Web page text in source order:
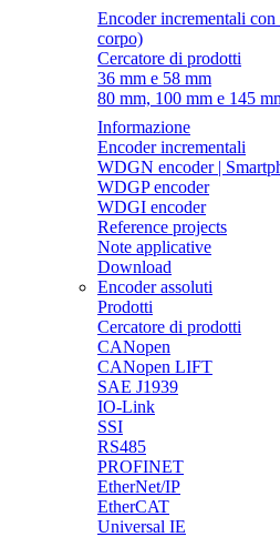
Encoder incrementali
corpo)
Cercatore di prodotti
36 mm e 58 mm
80 mm, 100 mm e 145
Informazione
Encoder incrementali
WDGN encoder |
WDGP encoder
WDGI encoder
Reference projects
Note applicative
Download
Encoder assoluti
Prodotti
Cercatore di prodotti
CANopen
CANopen LIFT
SAE J1939
IO-Link
SSI
RS485
PROFINET
EtherNet/IP
EtherCAT
Universal IE